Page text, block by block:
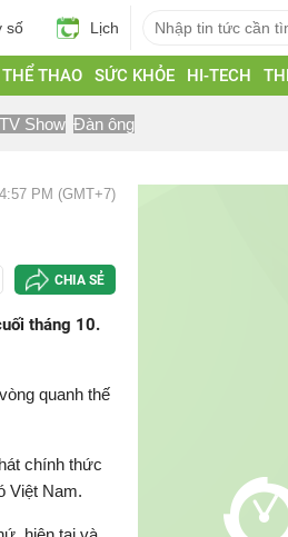
số Lịch
THAO SỨC KHỎE HI-TECH
TV Show Đàn ông
PM (GMT+7)
CHIA SẺ
tháng 10.
quanh thế
chính thức
Việt Nam.